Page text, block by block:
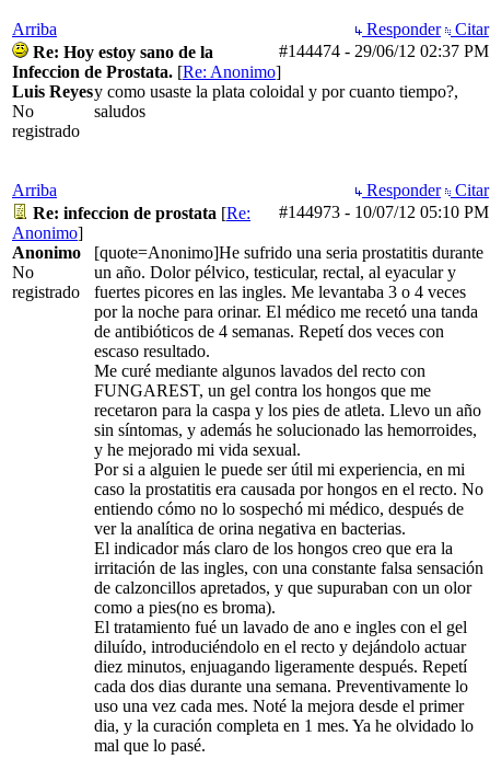
Arriba Responder
Citar
#144474 - 29/06/12 02:37 PM
Re: Hoy estoy sano de la
Infeccion de Prostata. [Re: Anonimo]
Luis Reyes
No
registrado
y como usaste la plata coloidal y por cuanto tiempo?,
saludos
Arriba Responder
Citar
#144973 - 10/07/12 05:10 PM
Re: infeccion de prostata [Re:
Anonimo]
Anonimo
No
registrado
[quote=Anonimo]He sufrido una seria prostatitis durante
un año. Dolor pélvico, testicular, rectal, al eyacular y
fuertes picores en las ingles. Me levantaba 3 o 4 veces
por la noche para orinar. El médico me recetó una tanda
de antibióticos de 4 semanas. Repetí dos veces con
escaso resultado.
Me curé mediante algunos lavados del recto con
FUNGAREST, un gel contra los hongos que me
recetaron para la caspa y los pies de atleta. Llevo un año
sin síntomas, y además he solucionado las hemorroides,
y he mejorado mi vida sexual.
Por si a alguien le puede ser útil mi experiencia, en mi
caso la prostatitis era causada por hongos en el recto. No
entiendo cómo no lo sospechó mi médico, después de
ver la analítica de orina negativa en bacterias.
El indicador más claro de los hongos creo que era la
irritación de las ingles, con una constante falsa sensación
de calzoncillos apretados, y que supuraban con un olor
como a pies(no es broma).
El tratamiento fué un lavado de ano e ingles con el gel
diluído, introduciéndolo en el recto y dejándolo actuar
diez minutos, enjuagando ligeramente después. Repetí
cada dos dias durante una semana. Preventivamente lo
uso una vez cada mes. Noté la mejora desde el primer
dia, y la curación completa en 1 mes. Ya he olvidado lo
mal que lo pasé.